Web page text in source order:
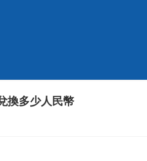
換多少人民幣